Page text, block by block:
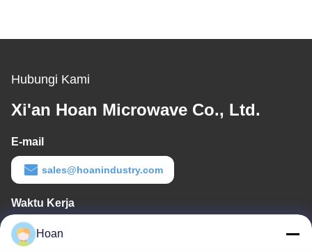
Hubungi Kami
Xi'an Hoan Microwave Co., Ltd.
E-mail
sales@hoanindustry.com
Waktu Kerja
8:00-18:00
Hoan